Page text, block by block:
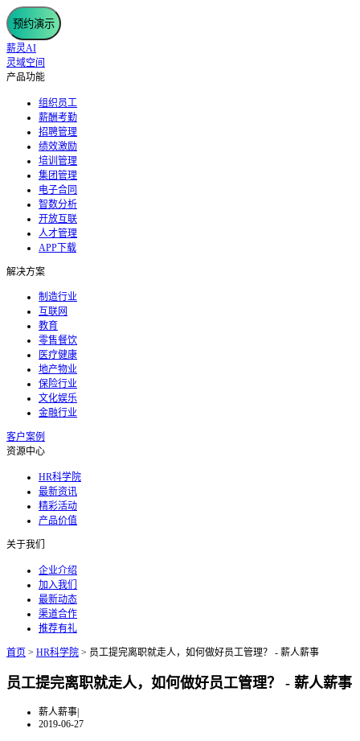
预约演示
薪灵AI
灵域空间
产品功能
组织员工
薪酬考勤
招聘管理
绩效激励
培训管理
集团管理
电子合同
智数分析
开放互联
人才管理
APP下载
解决方案
制造行业
互联网
教育
零售餐饮
医疗健康
地产物业
保险行业
文化娱乐
金融行业
客户案例
资源中心
HR科学院
最新资讯
精彩活动
产品价值
关于我们
企业介绍
加入我们
最新动态
渠道合作
推荐有礼
首页 > HR科学院 > 员工提完离职就走人，如何做好员工管理？ - 薪人薪事
员工提完离职就走人，如何做好员工管理？ - 薪人薪事
薪人薪事|
2019-06-27